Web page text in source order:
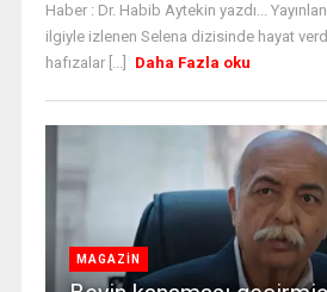
Haber : Dr. Habib Aytekin yazdı...
ilgiyle izlenen Selena dizisinde hayat
hafızalar [...]
Daha Fazla oku
MAGAZİN